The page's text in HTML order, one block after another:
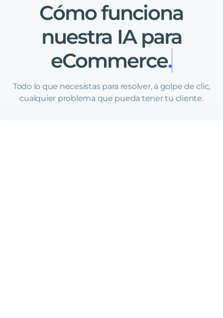
Cómofunciona
nuestra IA para
eCommerce.
Todo lo que necesistas para resolver, a golpe de clic,
cualquier problema que pueda tener tu cliente.